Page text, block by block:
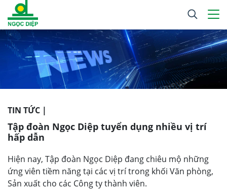
TIN TỨC |
Tập đoàn Ngọc Diệp tuyển dụng nhiều vị trí
hấp dẫn
Hiện nay, Tập đoàn Ngọc Diệp đang chiêu mộ những
ứng viên tiềm năng tại các vị trí trong khối Văn phòng,
Sản xuất cho các Công ty thành viên.